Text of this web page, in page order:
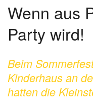
Wenn aus
Party wird!
Beim
Kinderhaus an
hatten die